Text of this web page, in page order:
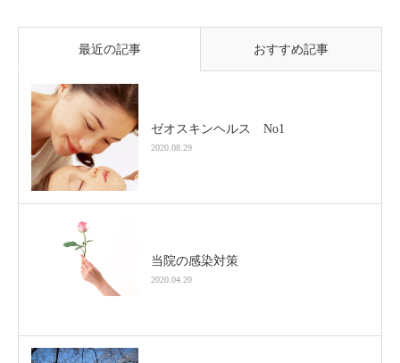
最近の記事 おすすめ記事
ゼオスキンヘルス No1
2020.08.29
当院の感染対策
2020.04.20